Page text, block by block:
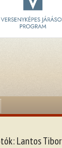
Lantos Tibor